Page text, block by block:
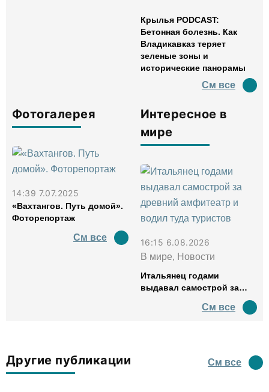
Крылья PODCAST:
Бетонная болезнь. Как
Владикавказ теряет
зеленые зоны и
исторические панорамы
См все
Фотогалерея
14:39 7.07.2025
«Вахтангов. Путь домой».
Фоторепортаж
См все
Интересное в
мире
16:15 6.08.2026
В мире, Новости
Итальянец годами
выдавал самострой за
водил туда туристов
См все
Другие публикации См все